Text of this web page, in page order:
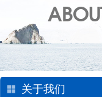
关于我们